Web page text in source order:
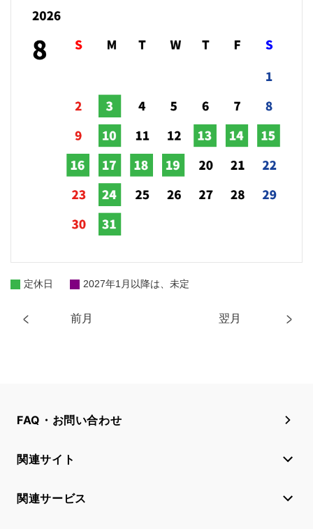
前月 翌月
定休日 2027年1月以降は、未定
FAQ・お問い合わせ
関連サイト
関連サービス